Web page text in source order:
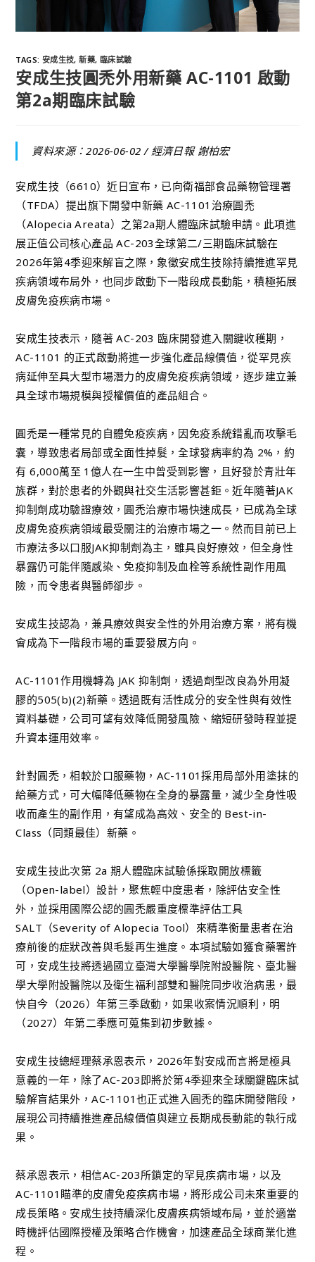
TAGS: 安成生技, 新藥, 臨床試驗
安成生技圓禿外用新藥 AC-1101 啟動
第2a期臨床試驗
資料來源：2026-06-02 /經濟日報 謝柏宏
安成生技（6610）近日宣布，已向衛福部食品藥物管理署
（TFDA）提出旗下開發中新藥 AC-1101治療圓禿
（Alopecia Areata）之第2a期人體臨床試驗申請。此項進
展正值公司核心產品 AC-203全球第二/三期臨床試驗在
2026年第4季迎來解盲之際，象徵安成生技除持續推進罕見
疾病領域布局外，也同步啟動下一階段成長動能，積極拓展
皮膚免疫疾病市場。
安成生技表示，隨著 AC-203 臨床開發進入關鍵收穫期，
AC-1101 的正式啟動將進一步強化產品線價值，從罕見疾
病延伸至具大型市場潛力的皮膚免疫疾病領域，逐步建立兼
具全球市場規模與授權價值的產品組合。
圓禿是一種常見的自體免疫疾病，因免疫系統錯亂而攻擊毛
囊，導致患者局部或全面性掉髮，全球發病率約為 2%，約
有 6,000萬至 1億人在一生中曾受到影響，且好發於青壯年
族群，對於患者的外觀與社交生活影響甚鉅。近年隨著JAK
抑制劑成功驗證療效，圓禿治療市場快速成長，已成為全球
皮膚免疫疾病領域最受關注的治療市場之一。然而目前已上
市療法多以口服JAK抑制劑為主，雖具良好療效，但全身性
暴露仍可能伴隨感染、免疫抑制及血栓等系統性副作用風
險，而令患者與醫師卻步。
安成生技認為，兼具療效與安全性的外用治療方案，將有機
會成為下一階段市場的重要發展方向。
AC-1101作用機轉為 JAK 抑制劑，透過劑型改良為外用凝
膠的505(b)(2)新藥。透過既有活性成分的安全性與有效性
資料基礎，公司可望有效降低開發風險、縮短研發時程並提
升資本運用效率。
針對圓禿，相較於口服藥物，AC-1101採用局部外用塗抹的
給藥方式，可大幅降低藥物在全身的暴露量，減少全身性吸
收而產生的副作用，有望成為高效、安全的 Best-in-
Class（同類最佳）新藥。
安成生技此次第 2a 期人體臨床試驗係採取開放標籤
（Open-label）設計，聚焦輕中度患者，除評估安全性
外，並採用國際公認的圓禿嚴重度標準評估工具
SALT（Severity of Alopecia Tool）來精準衡量患者在治
療前後的症狀改善與毛髮再生進度。本項試驗如獲食藥署許
可，安成生技將透過國立臺灣大學醫學院附設醫院、臺北醫
學大學附設醫院以及衛生福利部雙和醫院同步收治病患，最
快自今（2026）年第三季啟動，如果收案情況順利，明
（2027）年第二季應可蒐集到初步數據。
安成生技總經理蔡承恩表示，2026年對安成而言將是極具
意義的一年，除了AC-203即將於第4季迎來全球關鍵臨床試
驗解盲結果外，AC-1101也正式進入圓禿的臨床開發階段，
展現公司持續推進產品線價值與建立長期成長動能的執行成
果。
蔡承恩表示，相信AC-203所鎖定的罕見疾病市場，以及
AC-1101瞄準的皮膚免疫疾病市場，將形成公司未來重要的
成長策略。安成生技持續深化皮膚疾病領域布局，並於適當
時機評估國際授權及策略合作機會，加速產品全球商業化進
程。